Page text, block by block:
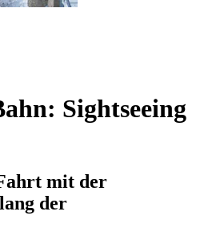
Sightseeing
mit der
der